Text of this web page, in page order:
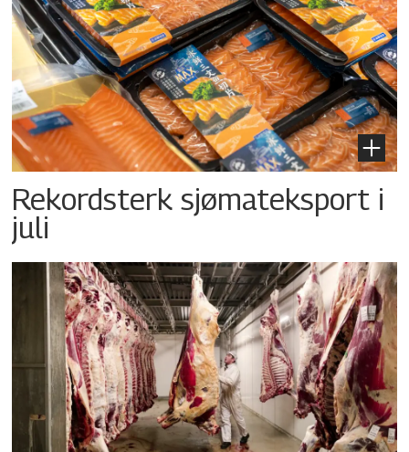
Rekordsterk sjømateksport i
juli